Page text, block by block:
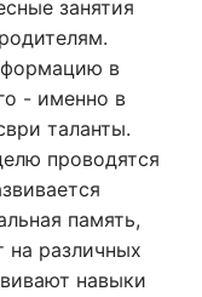
занятия
в
- именно в
таланты.
проводятся
память,
на различных
навыки